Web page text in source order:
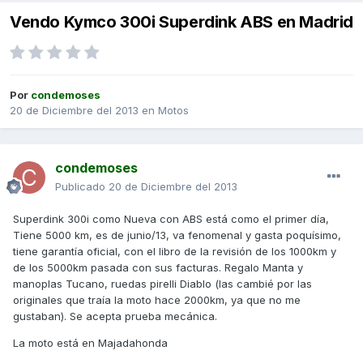
Vendo Kymco 300i Superdink ABS en Madrid
Por condemoses
20 de Diciembre del 2013 en Motos
condemoses
Publicado 20 de Diciembre del 2013
Superdink 300i como Nueva con ABS está como el primer día,
Tiene 5000 km, es de junio/13, va fenomenal y gasta poquísimo,
tiene garantía oficial, con el libro de la revisión de los 1000km y
de los 5000km pasada con sus facturas. Regalo Manta y
manoplas Tucano, ruedas pirelli Diablo (las cambié por las
originales que traía la moto hace 2000km, ya que no me
gustaban). Se acepta prueba mecánica.
La moto está en Majadahonda